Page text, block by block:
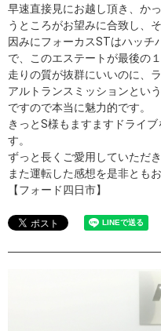
早速直接見にお越し頂き、か
うところがお望みに合致し、
因みにフォーカスSTはハッチ
で、このエステートが最後の１
走りの質が抜群にいいのに、
アルトランスミッションとい
ですので本当に魅力的です。
きっとS様もますますドライ
す。
ずっと長くご愛用していただき
また運転した感想を是非とも
【フォード四日市】